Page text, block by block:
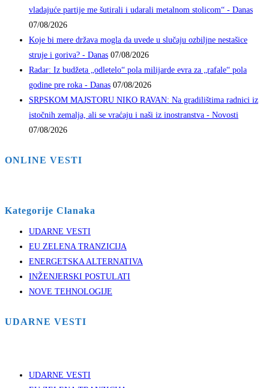
vladajuće partije me šutirali i udarali metalnom stolicom“ - Danas
07/08/2026
Koje bi mere država mogla da uvede u slučaju ozbiljne nestašice
struje i goriva? - Danas 07/08/2026
Radar: Iz budžeta „odletelo“ pola milijarde evra za „rafale“ pola
godine pre roka - Danas 07/08/2026
SRPSKOM MAJSTORU NIKO RAVAN: Na gradilištima radnici iz
istočnih zemalja, ali se vraćaju i naši iz inostranstva - Novosti
07/08/2026
ONLINE VESTI
Kategorije Clanaka
UDARNE VESTI
EU ZELENA TRANZICIJA
ENERGETSKA ALTERNATIVA
INŽENJERSKI POSTULATI
NOVE TEHNOLOGIJE
UDARNE VESTI
UDARNE VESTI